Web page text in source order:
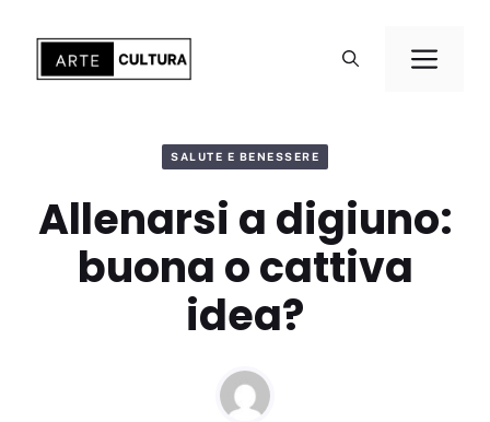
contenu
SALUTE E BENESSERE
Allenarsi a digiuno:
buona o cattiva
idea?